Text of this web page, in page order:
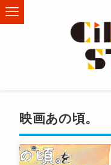
映画あの頃。